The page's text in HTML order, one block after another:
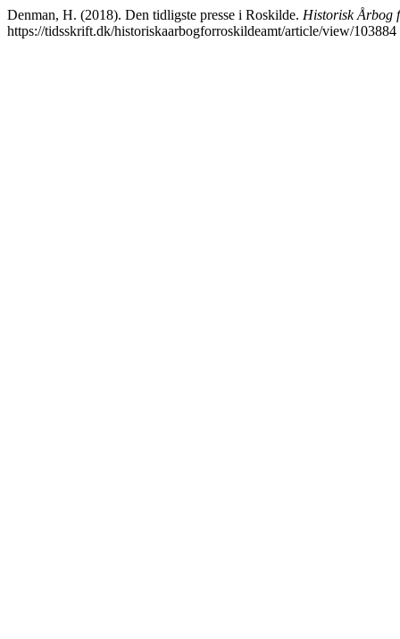
Denman, H. (2018). Den tidligste presse i Roskilde. Historisk Årbog
https://tidsskrift.dk/historiskaarbogforroskildeamt/article/view/103884